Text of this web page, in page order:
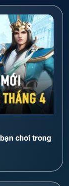
chơi trong